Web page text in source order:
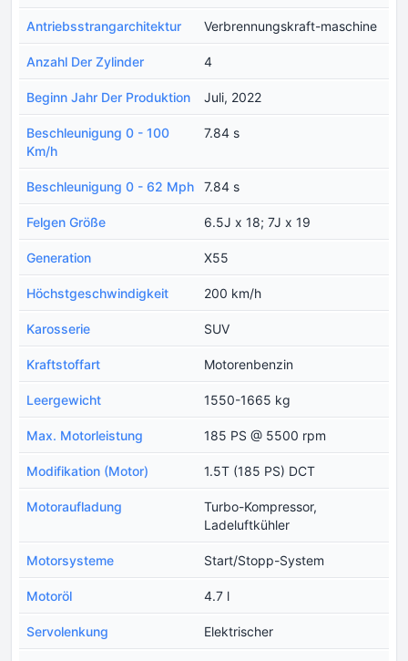
Antriebsstrangarchitektur Verbrennungskraft-maschine
Anzahl Der Zylinder 4
Beginn Jahr Der Produktion Juli, 2022
Beschleunigung 0 - 100
Km/h
7.84 s
Beschleunigung 0 - 62 Mph 7.84 s
Felgen Größe 6.5J x 18; 7J x 19
Generation X55
Höchstgeschwindigkeit 200 km/h
Karosserie SUV
Kraftstoffart Motorenbenzin
Leergewicht 1550-1665 kg
Max. Motorleistung 185 PS @ 5500 rpm
Modifikation (Motor) 1.5T (185 PS) DCT
Motoraufladung
Turbo-Kompressor,
Ladeluftkühler
Motorsysteme Start/Stopp-System
Motoröl 4.7 l
Servolenkung Elektrischer